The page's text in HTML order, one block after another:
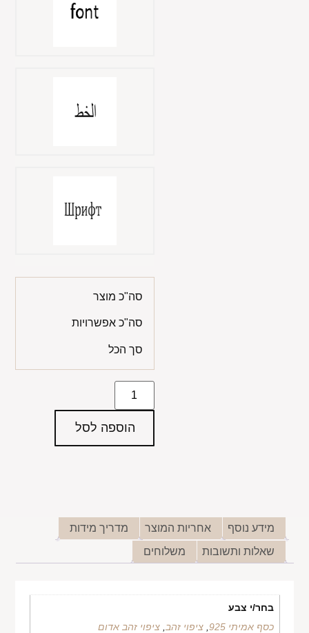
סה"כ מוצר
סה"כ אפשרויות
סך הכל
הוספה לסל
מידע נוסף אחריות המוצר
מדריך מידות
שאלות ותשובות
משלוחים
בחר/י צבע
כסף אמיתי 925
, ציפוי זהב ציפוי זהב אדום